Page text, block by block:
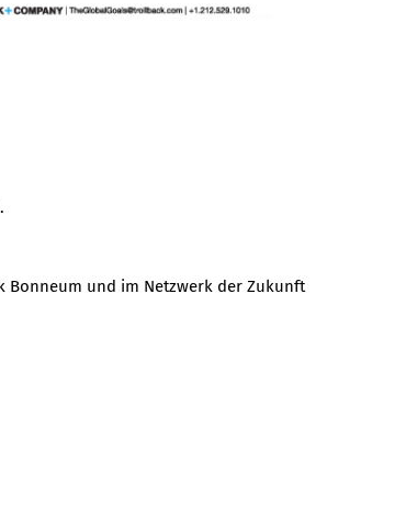
Bonneum und im Netzwerk der Zukunft